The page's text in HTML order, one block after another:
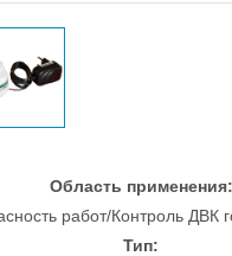
Область применения:
работ/Контроль ДВК
Тип: